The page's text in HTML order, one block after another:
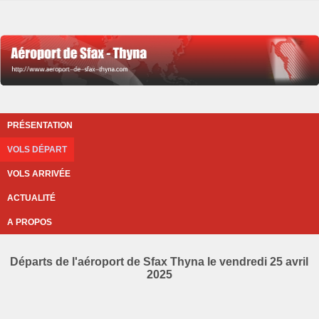
PRÉSENTATION
VOLS DÉPART
VOLS ARRIVÉE
ACTUALITÉ
A PROPOS
Départs de l'aéroport de Sfax Thyna le vendredi 25 avril
2025